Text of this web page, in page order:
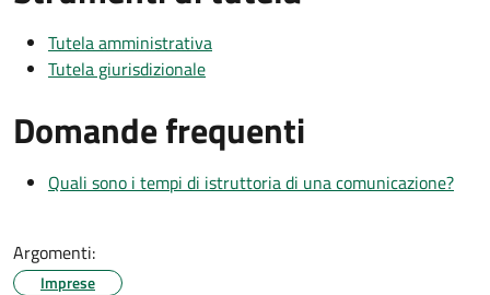
Tutela amministrativa
Tutela giurisdizionale
Domande frequenti
Quali sono i tempi di istruttoria di una comunicazione?
Argomenti:
Imprese